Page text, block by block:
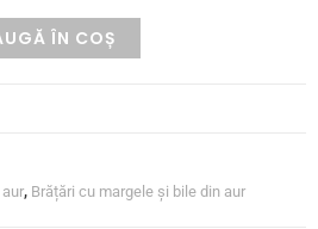
ÎN COȘ
, Brățări cu margele și bile din aur